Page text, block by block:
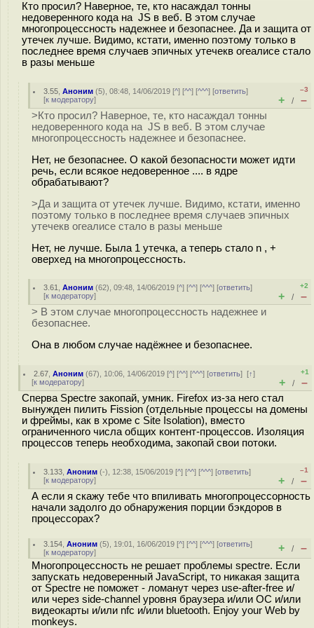
Кто просил? Наверное, те, кто насаждал тонны
недоверенного кода на JS в веб. В этом случае
многопроцессность надежнее и безопаснее. Да и защита от
утечек лучше. Видимо, кстати, именно поэтому только в
последнее время случаев эпичных утечекв огеалисе стало
в разы меньше
3.55 ,Аноним (5), 08:48, 14/06/2019 [^] [^^] [^^^] [ответить]
[к модератору]
–3
+ / –
>Кто просил? Наверное, те, кто насаждал тонны
недоверенного кода на JS в веб. В этом случае
многопроцессность надежнее и безопаснее.
Нет, не безопаснее. О какой безопасности может идти
речь, если всякое недоверенное .... в ядре
обрабатывают?
>Да и защита от утечек лучше. Видимо, кстати, именно
поэтому только в последнее время случаев эпичных
утечекв огеалисе стало в разы меньше
Нет, не лучше. Была 1 утечка, а теперь стало n , +
оверхед на многопроцессность.
3.61 ,Аноним (62), 09:48, 14/06/2019 [^] [^^] [^^^] [ответить]
[к модератору]
+2
+ / –
> В этом случае многопроцессность надежнее и
безопаснее.
Она в любом случае надёжнее и безопаснее.
2.67 ,Аноним (67), 10:06, 14/06/2019 [^] [^^] [^^^] [ответить][↑]
[к модератору]
+1
+ / –
Сперва Spectre закопай, умник. Firefox из-за него стал
вынужден пилить Fission (отдельные процессы на домены
и фреймы, как в хроме с Site Isolation), вместо
ограниченного числа общих контент-процессов. Изоляция
процессов теперь необходима, закопай свои потоки.
3.133 ,Аноним (-), 12:38, 15/06/2019 [^] [^^] [^^^] [ответить]
[к модератору]
–1
+ / –
А если я скажу тебе что впиливать многопроцессорность
начали задолго до обнаружения порции бэкдоров в
процессорах?
3.154 ,Аноним (5), 19:01, 16/06/2019 [^] [^^] [^^^] [ответить]
[к модератору] + / –
Многопроцессность не решает проблемы spectre. Если
запускать недоверенный JavaScript, то никакая защита
от Spectre не поможет - ломанут через use-after-free и/
или через side-channel уровня браузера и/или ОС и/или
видеокарты и/или nfc и/или bluetooth. Enjoy your Web by
monkeys.